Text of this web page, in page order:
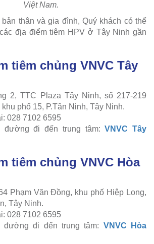
Việt Nam.
thân và gia đình, Quý khách có thể
địa điểm tiêm HPV ở Tây Ninh gần
tiêm chủng VNVC Tây
2, TTC Plaza Tây Ninh, số 217-219
phố 15, P.Tân Ninh, Tây Ninh.
028 7102 6595
đường đi đến trung tâm:VNVC Tây
tiêm chủng VNVC Hòa
Phạm Văn Đồng, khu phố Hiệp Long,
Tây Ninh.
028 7102 6595
đường đi đến trung tâm: VNVC Hòa